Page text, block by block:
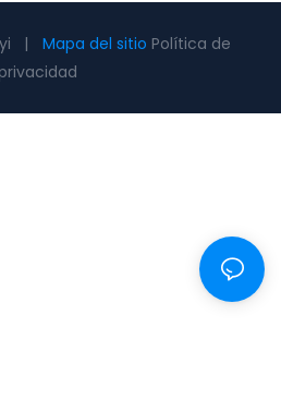
| Mapa del sitio Política de
privacidad